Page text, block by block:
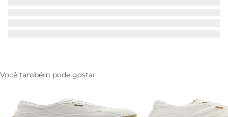
Você também pode gostar
R$ 279,90R$ 164,90
R$ 249,90